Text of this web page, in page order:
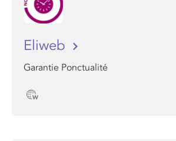
Eliweb
Garantie Ponctualité